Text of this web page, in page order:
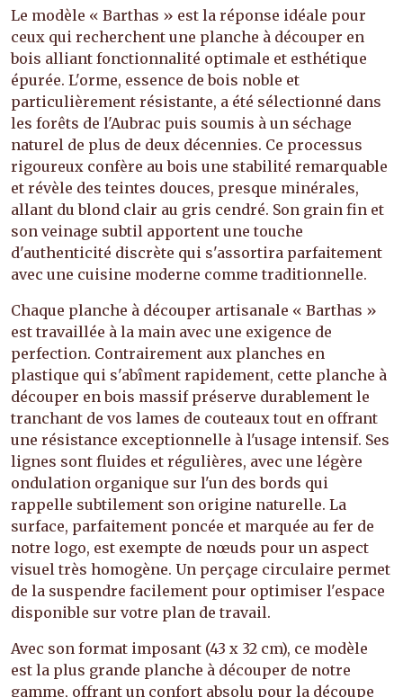
Le modèle « Barthas » est la réponse idéale pour
ceux qui recherchent une planche à découper en
bois alliant fonctionnalité optimale et esthétique
épurée. L'orme, essence de bois noble et
particulièrement résistante, a été sélectionné dans
les forêts de l'Aubrac puis soumis à un séchage
naturel de plus de deux décennies. Ce processus
rigoureux confère au bois une stabilité remarquable
et révèle des teintes douces, presque minérales,
allant du blond clair au gris cendré. Son grain fin et
son veinage subtil apportent une touche
d'authenticité discrète qui s'assortira parfaitement
avec une cuisine moderne comme traditionnelle.
Chaque planche à découper artisanale « Barthas »
est travaillée à la main avec une exigence de
perfection. Contrairement aux planches en
plastique qui s'abîment rapidement, cette planche à
découper en bois massif préserve durablement le
tranchant de vos lames de couteaux tout en offrant
une résistance exceptionnelle à l'usage intensif. Ses
lignes sont fluides et régulières, avec une légère
ondulation organique sur l'un des bords qui
rappelle subtilement son origine naturelle. La
surface, parfaitement poncée et marquée au fer de
notre logo, est exempte de nœuds pour un aspect
visuel très homogène. Un perçage circulaire permet
de la suspendre facilement pour optimiser l'espace
disponible sur votre plan de travail.
Avec son format imposant (43 x 32 cm), ce modèle
est la plus grande planche à découper de notre
gamme, offrant un confort absolu pour la découpe